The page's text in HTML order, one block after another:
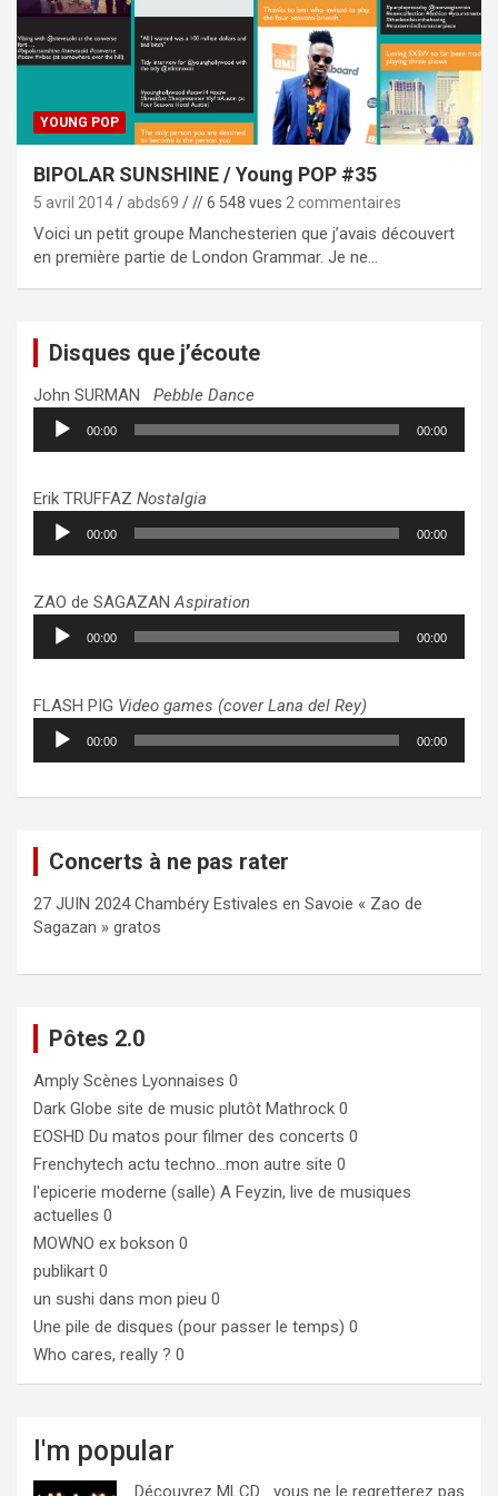
YOUNG POP
BIPOLAR SUNSHINE / Young POP #35
5 avril 2014 abds69 // 6 548 vues 2 commentaires
Voici un petit groupe Manchesterien que j’avais découvert
en première partie de London Grammar. Je ne…
Disques que j’écoute
John SURMAN Pebble Dance
Lecteur
audio
00:00 00:00
Erik TRUFFAZ Nostalgia
Lecteur
audio
00:00 00:00
ZAO de SAGAZANAspiration
Lecteur
audio
00:00 00:00
FLASH PIG Video games (cover Lana del Rey)
Lecteur
audio
00:00 00:00
Concerts à ne pas rater
27 JUIN 2024 Chambéry Estivales en Savoie « Zao de
Sagazan » gratos
Pôtes 2.0
Amply Scènes Lyonnaises 0
Dark Globe site de music plutôt Mathrock 0
EOSHD Du matos pour filmer des concerts 0
Frenchytech actu techno…mon autre site 0
l'epicerie moderne (salle) A Feyzin, live de musiques
actuelles 0
MOWNO ex bokson 0
publikart 0
un sushi dans mon pieu 0
Une pile de disques (pour passer le temps) 0
Who cares, really ? 0
I'm popular
Découvrez MLCD… vous ne le regretterez pas